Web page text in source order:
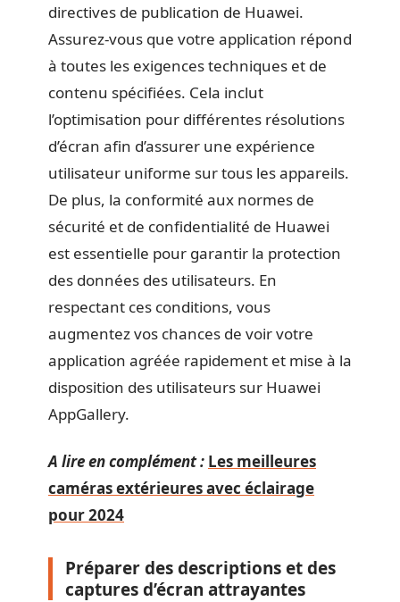
directives de publication de Huawei.
Assurez-vous que votre application répond
à toutes les exigences techniques et de
contenu spécifiées. Cela inclut
l’optimisation pour différentes résolutions
d’écran afin d’assurer une expérience
utilisateur uniforme sur tous les appareils.
De plus, la conformité aux normes de
sécurité et de confidentialité de Huawei
est essentielle pour garantir la protection
des données des utilisateurs. En
respectant ces conditions, vous
augmentez vos chances de voir votre
application agréée rapidement et mise à la
disposition des utilisateurs sur Huawei
AppGallery.
A lire en complément : Les meilleures
caméras extérieures avec éclairage
pour 2024
Préparer des descriptions et des
captures d’écran attrayantes